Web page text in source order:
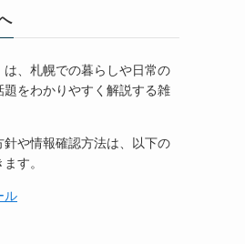
は、札幌での暮らしや日常の
題をわかりやすく解説する雑
針や情報確認方法は、以下の
す。
ル